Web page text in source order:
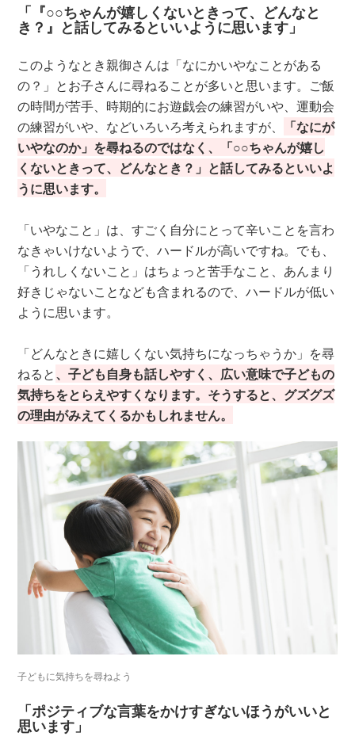
「『○○ちゃんが嬉しくないときって、どんなと
き？』と話してみるといいように思います」
このようなとき親御さんは「なにかいやなことがある
の？」とお子さんに尋ねることが多いと思います。ご飯
の時間が苦手、時期的にお遊戯会の練習がいや、運動会
の練習がいや、などいろいろ考えられますが、
「なにが
いやなのか」を尋ねるのではなく、「○○ちゃんが嬉し
くないときって、どんなとき？」と話してみるといいよ
うに思います。
「いやなこと」は、すごく自分にとって辛いことを言わ
なきゃいけないようで、ハードルが高いですね。でも、
「うれしくないこと」はちょっと苦手なこと、あんまり
好きじゃないことなども含まれるので、ハードルが低い
ように思います。
「どんなときに嬉しくない気持ちになっちゃうか」を尋
ねると、子ども自身も話しやすく、広い意味で子どもの
気持ちをとらえやすくなります。そうすると、グズグズ
の理由がみえてくるかもしれません。
子どもに気持ちを尋ねよう
「ポジティブな言葉をかけすぎないほうがいいと
思います」